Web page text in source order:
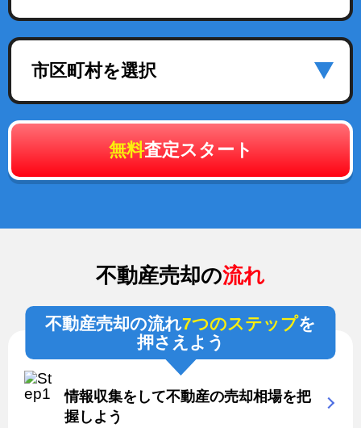
市区町村を選択
無料査定スタート
不動産売却の流れ
不動産売却の流れ7つのステップを
押さえよう
情報収集をして不動産の売却相場を把
握しよう